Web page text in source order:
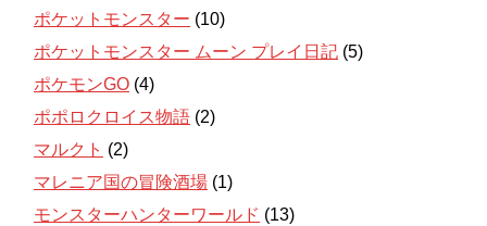
ポケットモンスター (10)
ポケットモンスター ムーン プレイ日記 (5)
ポケモンGO (4)
ポポロクロイス物語 (2)
マルクト (2)
マレニア国の冒険酒場 (1)
モンスターハンターワールド (13)